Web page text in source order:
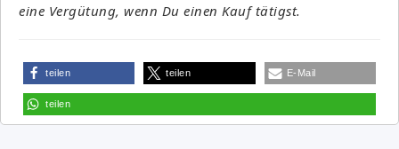
eine Vergütung, wenn Du einen Kauf tätigst.
teilen teilen E-Mail
teilen